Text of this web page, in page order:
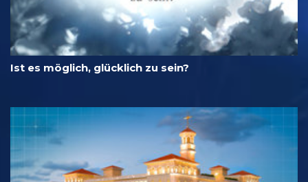
Ist es möglich, glücklich zu sein?